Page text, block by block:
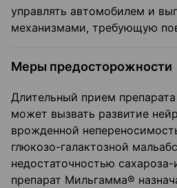
управлять автомобилем и
механизмами, требующую
Меры предосторожности
Длительный прием
может вызвать развитие
врожденной
глюкозо-галактозной
недостаточностью
препарат Мильгамма®